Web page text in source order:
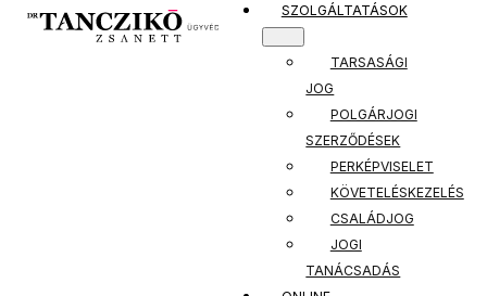
SZOLGÁLTATÁSOK
TARSASÁGI
JOG
POLGÁRJOGI
SZERZŐDÉSEK
PERKÉPVISELET
KÖVETELÉSKEZELÉS
CSALÁDJOG
JOGI
TANÁCSADÁS